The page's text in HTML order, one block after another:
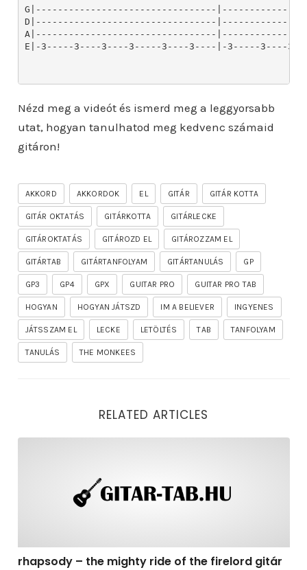
Nézd meg a videót és ismerd meg a leggyorsabb
utat, hogyan tanulhatod meg kedvenc számaid
gitáron!
AKKORD AKKORDOK EL GITÁR GITÁR KOTTA
GITÁR OKTATÁS GITÁRKOTTA GITÁRLECKE
GITÁROKTATÁS GITÁROZD EL GITÁROZZAM EL
GITÁRTAB GITÁRTANFOLYAM GITÁRTANULÁS GP
GP3 GP4 GPX GUITAR PRO GUITAR PRO TAB
HOGYAN HOGYAN JÁTSZD IM A BELIEVER INGYENES
JÁTSSZAM EL LECKE LETÖLTÉS TAB TANFOLYAM
TANULÁS THE MONKEES
RELATED ARTICLES
rhapsody – the mighty ride of the firelord gitár